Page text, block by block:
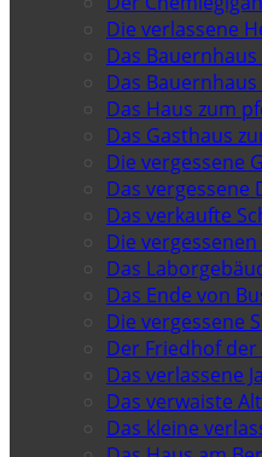
Die verlassene
Das Bauernhaus
Das
Das Haus zum
Das Gasthaus
Die vergessene
Das vergessene
Das verkaufte
Die
Das
Das Ende von
Die vergessene
Der Friedhof der
Das verlassene
Das verwaiste
Das kleine